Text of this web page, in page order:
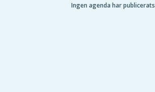
Ingen agenda har publicerats